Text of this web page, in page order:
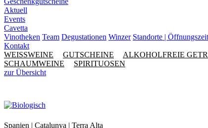
Aktuell
Events
Cavetta
Vinotheken Team Degustationen Winzer Standorte |
Kontakt
WEISSWEINE
GUTSCHEINE ALKOHOLFREIE
SCHAUMWEINE
SPIRITUOSEN
zur Übersicht
Spanien | Catalunya | Terra Alta